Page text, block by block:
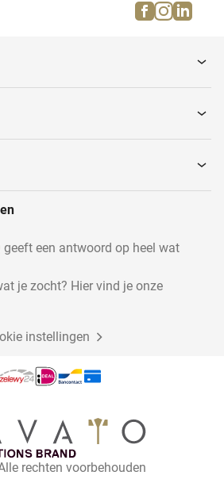
Coniferen
Overige bomen, planten
Meerstammige bomen
facebook
geeft een antwoord op heel wat
je zocht? Hier vind je onze
instellingen
rechten voorbehouden